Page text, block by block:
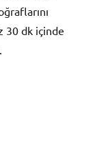
30 dk içinde